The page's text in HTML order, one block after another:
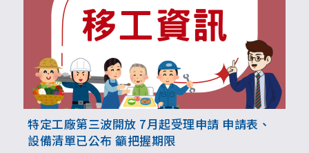
特定工廠第三波開放 7月起受理申請 申請表、
設備清單已公布 籲把握期限